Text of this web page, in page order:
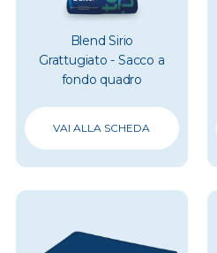
Blend Sirio
Grattugiato - Sacco a
fondo quadro
VAI ALLA SCHEDA